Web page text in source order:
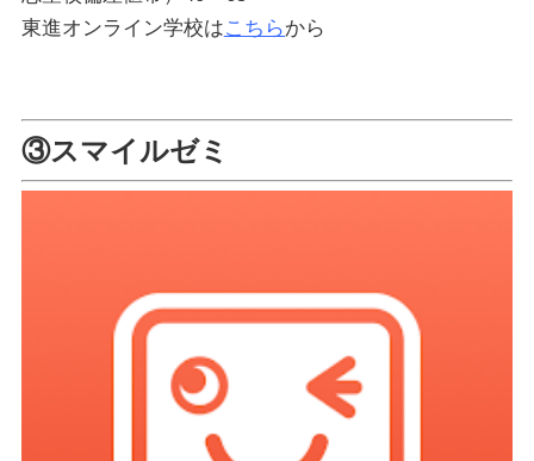
東進オンライン学校はこちらから
③スマイルゼミ